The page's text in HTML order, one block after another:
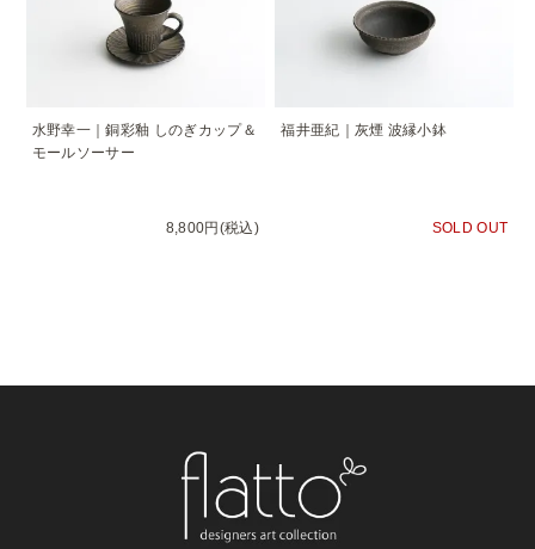
水野幸一｜銅彩釉 しのぎカップ＆
モールソーサー
8,800円(税込)
福井亜紀｜灰煙 波縁小鉢
SOLD OUT